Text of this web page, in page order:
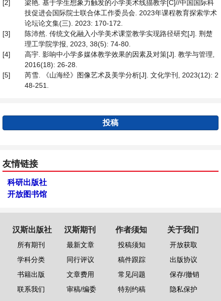
[2]
梁艳. 基于学生想象力触发的小学美术线描教学[C]//中国国际科
技促进会国际院士联合体工作委员会. 2023年课程教育探索学术
论坛论文集(三). 2023: 170-172.
[3]
陈沛然. 传统文化融入小学美术课堂教学实现路径研究[J]. 荆楚
理工学院学报, 2023, 38(5): 74-80.
[4]
高宇. 影响中小学多媒体教学效果的因素及对策[J]. 教学与管理,
2016(18): 26-28.
[5]
芮雪. 《山海经》图像艺术及美学分析[J]. 文化学刊, 2023(12): 2
48-251.
投稿
友情链接
科研出版社
开放图书馆
汉斯出版社
所有期刊
学科分类
书籍出版
联系我们
汉斯期刊
最新文章
同行评议
文章费用
审稿/编委
作者须知
投稿须知
稿件跟踪
常见问题
特别约稿
关于我们
开放获取
出版协议
保存/撤销
隐私保护